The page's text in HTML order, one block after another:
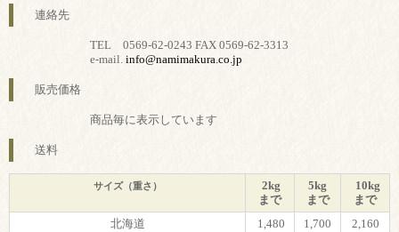
連絡先
TEL 0569-62-0243 FAX 0569-62-3313
e-mail. info@namimakura.co.jp
販売価格
商品毎に表示しています
送料
サイズ（重さ）
2kg
まで
5kg
まで
10kg
まで
北海道
1,480 1,700
2,160